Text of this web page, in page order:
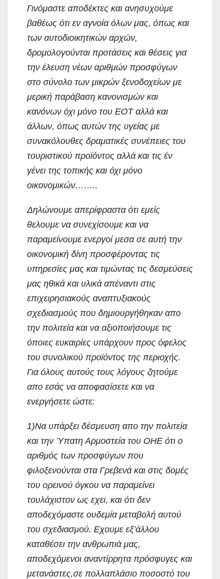
Γινόμαστε αποδέκτες και ανησυχούμε
βαθέως ότι εν αγνοία όλων μας, όπως και
των αυτοδιοικητικών αρχών,
δρομολογούνται προτάσεις και θέσεις για
την έλευση νέων αριθμών προσφύγων
στο σύνολο των μικρών ξενοδοχείων με
μερική παράβαση κανονισμών και
κανόνων όχι μόνο του ΕΟΤ αλλά και
άλλων, όπως αυτών της υγείας με
συνακόλουθες δραματικές συνέπειες του
τουριστικού προϊόντος αλλά και τις έν
γένει της τοπικής και όχι μόνο
οικονομικών……..
Δηλώνουμε απερίφραστα ότι εμείς
θελουμε να συνεχίσουμε και να
παραμείνουμε ενεργοί μεσα σε αυτή την
οικονομική δίνη προσφέροντας τις
υπηρεσίες μας και τιμώντας τις δεσμεύσεις
μας ηθικά και υλικά απέναντι στις
επιχειρησιακούς αναπτυξιακούς
σχεδιασμούς που δημιουργήθηκαν απο
την πολιτεία και να αξιοποιήσουμε τις
όποιες ευκαιρίες υπάρχουν προς όφελος
του συνολικού προϊόντος της περιοχής.
Για όλους αυτούς τους λόγους ζητούμε
απο εσάς να αποφασίσετε και να
ενεργήσετε ώστε:
1)Να υπάρξει δέσμευση απο την πολιτεία
και την Ύπατη Αρμοστεία του ΟΗΕ ότι ο
αριθμός των προσφύγων που
φιλοξενούνται στα Γρεβενά και στις δομές
του ορεινού όγκου να παραμείνει
τουλάχιστον ως εχει, και ότι δεν
αποδεχόμαστε ουδεμία μεταβολή αυτού
του σχεδιασμού. Εχουμε εξ’άλλου
καταθέσει την ανθρωπιά μας,
αποδεχόμενοι αναντίρρητα πρόσφυγες και
μετανάστες,σε πολλαπλάσιο ποσοστό του